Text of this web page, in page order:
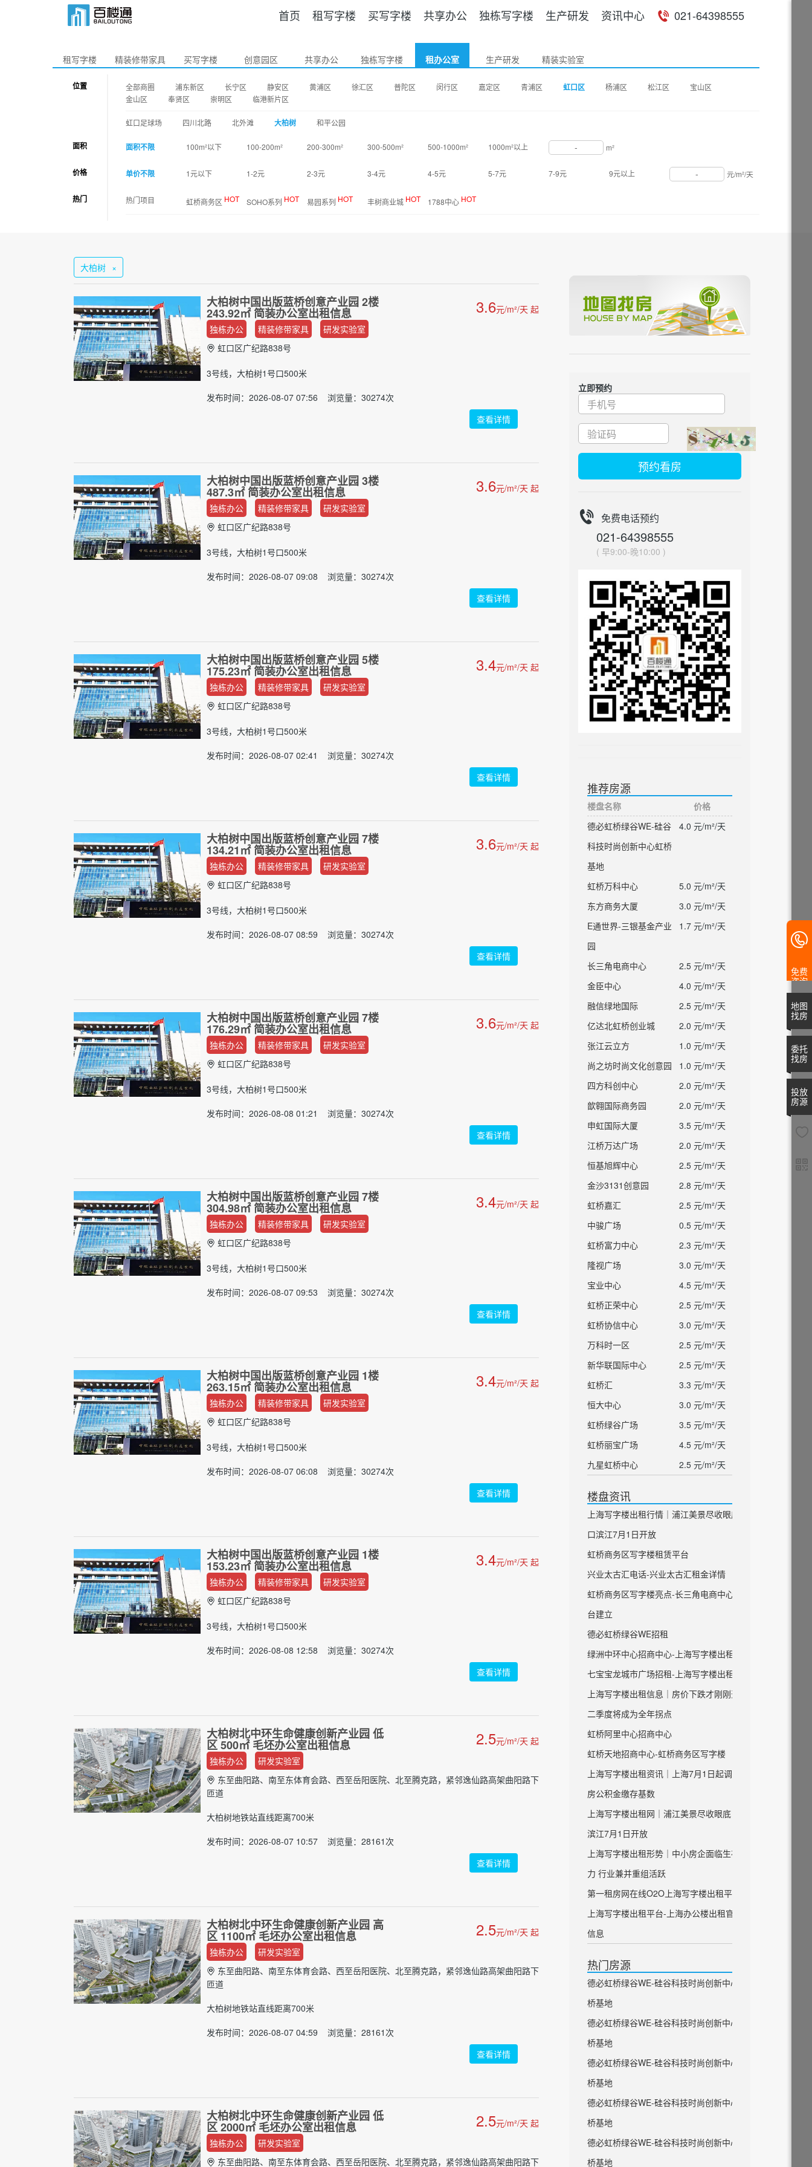
首页 租写字楼 买写字楼 共享办公 独栋写字楼 生产研发 资讯中心 021-64398555
租写字楼 精装修带家具 买写字楼 创意园区 共享办公 独栋写字楼 租办公室 生产研发 精装实验室
位置 全部商圈 浦东新区 长宁区 静安区 黄浦区 徐汇区 普陀区 闵行区 嘉定区 青浦区 虹口区 杨浦区 松江区
宝山区
金山区
奉贤区 崇明区 临港新片区
虹口足球场 四川北路 北外滩 大柏树 和平公园
面积 面积不限 100m²以下 100-200m² 200-300m² 300-500m² 500-1000m² 1000m²以上 - m²
价格 单价不限 1元以下 1-2元 2-3元 3-4元 4-5元 5-7元 7-9元 9元以上 - 元/m²/天
热门 热门项目 虹桥商务区 HOT SOHO系列 HOT 易园系列 HOT 丰树商业城 HOT 1788中心 HOT
大柏树 ×
大柏树中国出版蓝桥创意产业园 2楼
243.92㎡ 简装办公室出租信息 3.6元/m²/天 起
独栋办公
精装修带家具
研发实验室
虹口区广纪路838号
3号线，大柏树1号口500米
发布时间：2026-08-07 07:56 浏览量：30274次
查看详情
大柏树中国出版蓝桥创意产业园 3楼
487.3㎡ 简装办公室出租信息 3.6元/m²/天 起
独栋办公
精装修带家具
研发实验室
虹口区广纪路838号
3号线，大柏树1号口500米
发布时间：2026-08-07 09:08 浏览量：30274次
查看详情
大柏树中国出版蓝桥创意产业园 5楼
175.23㎡ 简装办公室出租信息 3.4元/m²/天 起
独栋办公
精装修带家具
研发实验室
虹口区广纪路838号
3号线，大柏树1号口500米
发布时间：2026-08-07 02:41 浏览量：30274次
查看详情
大柏树中国出版蓝桥创意产业园 7楼
134.21㎡ 简装办公室出租信息 3.6元/m²/天 起
独栋办公
精装修带家具
研发实验室
虹口区广纪路838号
3号线，大柏树1号口500米
发布时间：2026-08-07 08:59 浏览量：30274次
查看详情
大柏树中国出版蓝桥创意产业园 7楼
176.29㎡ 简装办公室出租信息 3.6元/m²/天 起
独栋办公
精装修带家具
研发实验室
虹口区广纪路838号
3号线，大柏树1号口500米
发布时间：2026-08-08 01:21 浏览量：30274次
查看详情
大柏树中国出版蓝桥创意产业园 7楼
304.98㎡ 简装办公室出租信息 3.4元/m²/天 起
独栋办公
精装修带家具
研发实验室
虹口区广纪路838号
3号线，大柏树1号口500米
发布时间：2026-08-07 09:53 浏览量：30274次
查看详情
大柏树中国出版蓝桥创意产业园 1楼
263.15㎡ 简装办公室出租信息 3.4元/m²/天 起
独栋办公
精装修带家具
研发实验室
虹口区广纪路838号
3号线，大柏树1号口500米
发布时间：2026-08-07 06:08 浏览量：30274次
查看详情
大柏树中国出版蓝桥创意产业园 1楼
153.23㎡ 简装办公室出租信息 3.4元/m²/天 起
独栋办公
精装修带家具
研发实验室
虹口区广纪路838号
3号线，大柏树1号口500米
发布时间：2026-08-08 12:58 浏览量：30274次
查看详情
大柏树北中环生命健康创新产业园 低
区 500㎡ 毛坯办公室出租信息 2.5元/m²/天 起
独栋办公
研发实验室
东至曲阳路、南至东体育会路、西至岳阳医院、北至腾克路，紧邻逸仙路高架曲阳路下
匝道
大柏树地铁站直线距离700米
发布时间：2026-08-07 10:57 浏览量：28161次
查看详情
大柏树北中环生命健康创新产业园 高
区 1100㎡ 毛坯办公室出租信息 2.5元/m²/天 起
独栋办公
研发实验室
东至曲阳路、南至东体育会路、西至岳阳医院、北至腾克路，紧邻逸仙路高架曲阳路下
匝道
大柏树地铁站直线距离700米
发布时间：2026-08-07 04:59 浏览量：28161次
查看详情
大柏树北中环生命健康创新产业园 低
区 2000㎡ 毛坯办公室出租信息 2.5元/m²/天 起
独栋办公
研发实验室
东至曲阳路、南至东体育会路、西至岳阳医院、北至腾克路，紧邻逸仙路高架曲阳路下
立即预约
预约看房
免费电话预约
021-64398555
( 早9:00-晚10:00 )
推荐房源
楼盘名称
价格
德必虹桥绿谷WE-硅谷
科技时尚创新中心虹桥
基地
4.0 元/m²/天
虹桥万科中心
5.0 元/m²/天
东方商务大厦
3.0 元/m²/天
E通世界-三银基金产业
园
1.7 元/m²/天
长三角电商中心
2.5 元/m²/天
金臣中心
4.0 元/m²/天
融信绿地国际
2.5 元/m²/天
亿达北虹桥创业城
2.0 元/m²/天
张江云立方
1.0 元/m²/天
尚之坊时尚文化创意园
1.0 元/m²/天
四方科创中心
2.0 元/m²/天
歆翱国际商务园
2.0 元/m²/天
申虹国际大厦
3.5 元/m²/天
江桥万达广场
2.0 元/m²/天
恒基旭辉中心
2.5 元/m²/天
金沙3131创意园
2.8 元/m²/天
虹桥嘉汇
2.5 元/m²/天
中骏广场
0.5 元/m²/天
虹桥富力中心
2.3 元/m²/天
隆视广场
3.0 元/m²/天
宝业中心
4.5 元/m²/天
虹桥正荣中心
2.5 元/m²/天
虹桥协信中心
3.0 元/m²/天
万科时一区
2.5 元/m²/天
新华联国际中心
2.5 元/m²/天
虹桥汇
3.3 元/m²/天
恒大中心
3.0 元/m²/天
虹桥绿谷广场
3.5 元/m²/天
虹桥丽宝广场
4.5 元/m²/天
九星虹桥中心
2.5 元/m²/天
楼盘资讯
上海写字楼出租行情｜浦江美景尽收眼底 虹
口滨江7月1日开放
虹桥商务区写字楼租赁平台
兴业太古汇电话-兴业太古汇租金详情
虹桥商务区写字楼亮点-长三角电商中心平
台建立
德必虹桥绿谷WE招租
绿洲中环中心招商中心-上海写字楼出租
七宝宝龙城市广场招租-上海写字楼出租
上海写字楼出租信息｜房价下跌才刚刚开始
二季度将成为全年拐点
虹桥阿里中心招商中心
虹桥天地招商中心-虹桥商务区写字楼
上海写字楼出租资讯｜上海7月1日起调整住
房公积金缴存基数
上海写字楼出租网｜浦江美景尽收眼底 虹口
滨江7月1日开放
上海写字楼出租形势｜中小房企面临生存压
力 行业兼并重组活跃
第一租房网在线O2O上海写字楼出租平台
上海写字楼出租平台-上海办公楼出租官方
信息
热门房源
德必虹桥绿谷WE-硅谷科技时尚创新中心虹
桥基地
德必虹桥绿谷WE-硅谷科技时尚创新中心虹
桥基地
德必虹桥绿谷WE-硅谷科技时尚创新中心虹
桥基地
德必虹桥绿谷WE-硅谷科技时尚创新中心虹
桥基地
德必虹桥绿谷WE-硅谷科技时尚创新中心虹
桥基地
免费
咨询
地图
找房
委托
找房
投放
房源